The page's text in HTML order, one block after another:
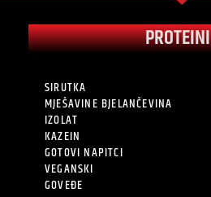
PROTEINI
SIRUTKA
MJEŠAVINE BJELANČEVINA
IZOLAT
KAZEIN
GOTOVI NAPITCI
VEGANSKI
GOVEĐE